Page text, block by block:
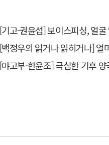
[기고-권윤섭] 보이스피싱, 얼굴
[백정우의 읽거나 읽히거나] 얼
[야고부-한윤조] 극심한 기후 양